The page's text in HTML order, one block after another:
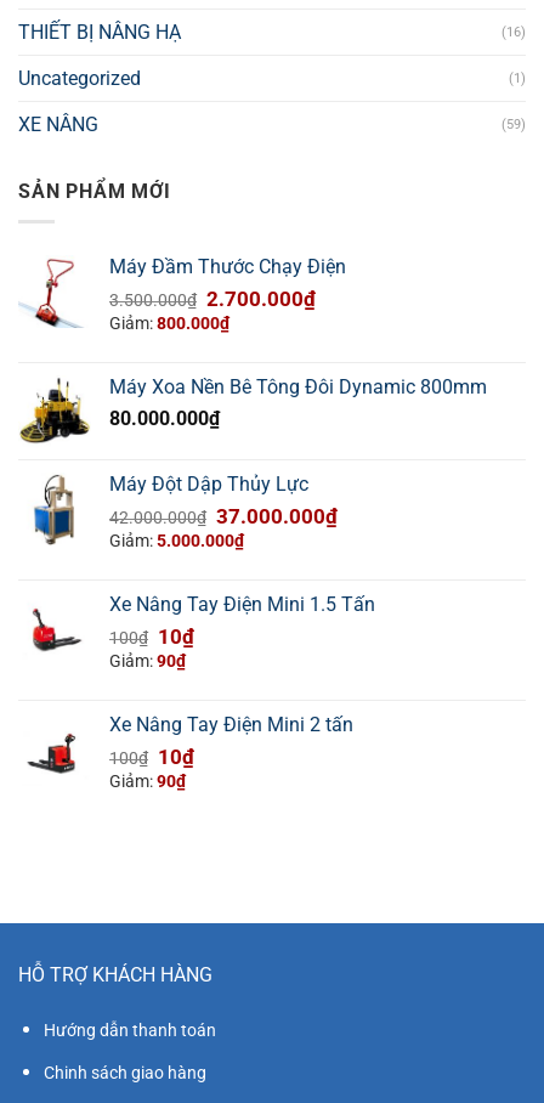
THIẾT BỊ NÂNG HẠ (16)
Uncategorized (1)
XE NÂNG (59)
SẢN PHẨM MỚI
Máy Đầm Thước Chạy Điện
3.500.000₫ Giá
gốc
3.500.000₫.
2.700.000₫Giá
là:
2.700.000₫.
Giảm:800.000₫
Máy Xoa Nền Bê Tông Đôi Dynamic 800mm
80.000.000₫
Máy Đột Dập Thủy Lực
42.000.000₫ Giá
gốc
42.000.000₫.
37.000.000₫Giá
là:
37.000.000₫.
Giảm:5.000.000₫
Xe Nâng Tay Điện Mini 1.5 Tấn
100₫ Giá
gốc
100₫.
10₫Giá
là:
10₫.
Giảm:90₫
Xe Nâng Tay Điện Mini 2 tấn
100₫ Giá
gốc
10₫Giá
Giảm:90₫
HỖ TRỢ KHÁCH HÀNG
Hướng dẫn thanh toán
Chinh sách giao hàng